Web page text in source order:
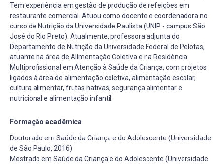
Tem experiência em gestão de produção de refeições em
restaurante comercial. Atuou como docente e coordenadora no
curso de Nutrição da Universidade Paulista (UNIP - campus São
José do Rio Preto). Atualmente, professora adjunta do
Departamento de Nutrição da Universidade Federal de Pelotas,
atuante na área de Alimentação Coletiva e na Residência
Multiprofissional em Atenção à Saúde da Criança, com projetos
ligados à área de alimentação coletiva, alimentação escolar,
cultura alimentar, frutas nativas, segurança alimentar e
nutricional e alimentação infantil.
Formação acadêmica
Doutorado em Saúde da Criança e do Adolescente (Universidade
de São Paulo, 2016)
Mestrado em Saúde da Criança e do Adolescente (Universidade